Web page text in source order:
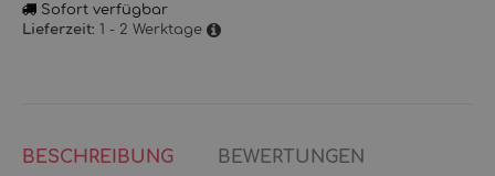
Sofort verfügbar
Lieferzeit: 1 - 2 Werktage
BESCHREIBUNG BEWERTUNGEN